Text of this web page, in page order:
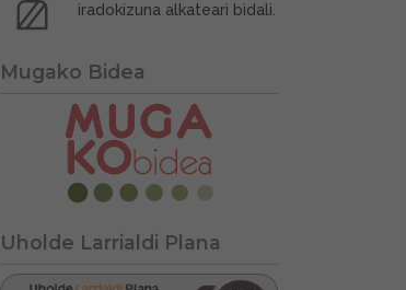
iradokizuna alkateari bidali.
Mugako Bidea
Uholde Larrialdi Plana